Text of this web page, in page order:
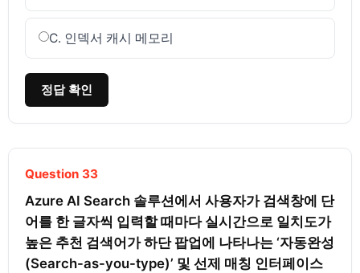
C. 인덱서 캐시 메모리
정답 확인
Question 33
Azure AI Search 솔루션에서 사용자가 검색창에 단
어를 한 글자씩 입력할 때마다 실시간으로 일치도가
높은 추천 검색어가 하단 팝업에 나타나는 ‘자동완성
(Search-as-you-type)’ 및 선제 매칭 인터페이스